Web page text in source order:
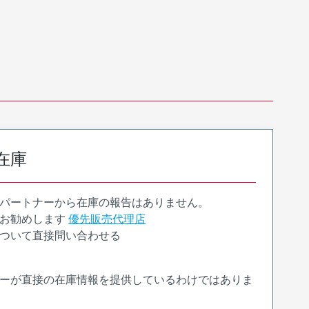
庫
ートナーから在庫の報告はありません。
勧めします 優先販売代理店
いて直接問い合わせる
が直接の在庫情報を提供しているわけではありま